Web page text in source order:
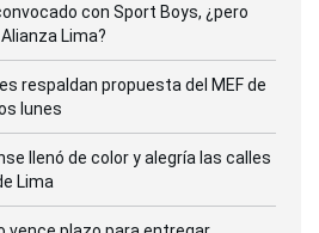
con Sport Boys, ¿pero
Lima?
respaldan propuesta del MEF de
lunes
llenó de color y alegría las calles
Lima